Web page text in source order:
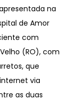
na
de Amor
com
(RO), com
que
via
as duas